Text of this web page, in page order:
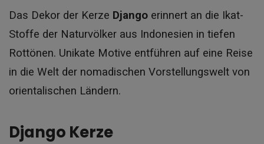
Das Dekor der Kerze Django erinnert an die Ikat-
Stoffe der Naturvölker aus Indonesien in tiefen
Rottönen. Unikate Motive entführen auf eine Reise
in die Welt der nomadischen Vorstellungswelt von
orientalischen Ländern.
Django Kerze